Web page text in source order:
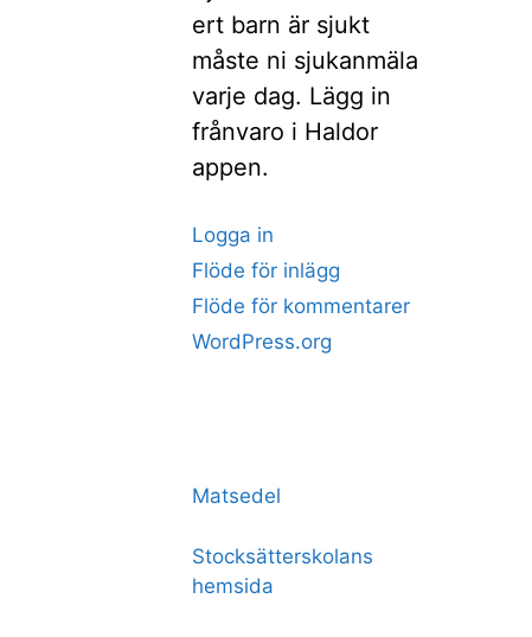
ert barn är sjukt
måste ni sjukanmäla
varje dag. Lägg in
frånvaro i Haldor
appen.
Logga in
Flöde för inlägg
Flöde för kommentarer
WordPress.org
Matsedel
Stocksätterskolans
hemsida